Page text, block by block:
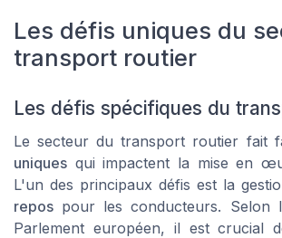
Les défis uniques du
transport routier
Les défis spécifiques du
Le secteur du transport routier fait
uniques qui impactent la mise en
L'un des principaux défis est la
repos pour les conducteurs. Selon
Parlement européen, il est crucial